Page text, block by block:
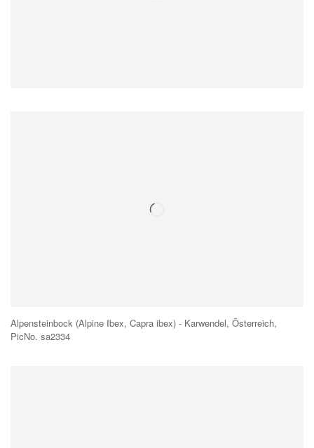
Alpensteinbock (Alpine Ibex, Capra ibex) - Karwendel, Österreich,
PicNo. sa2334